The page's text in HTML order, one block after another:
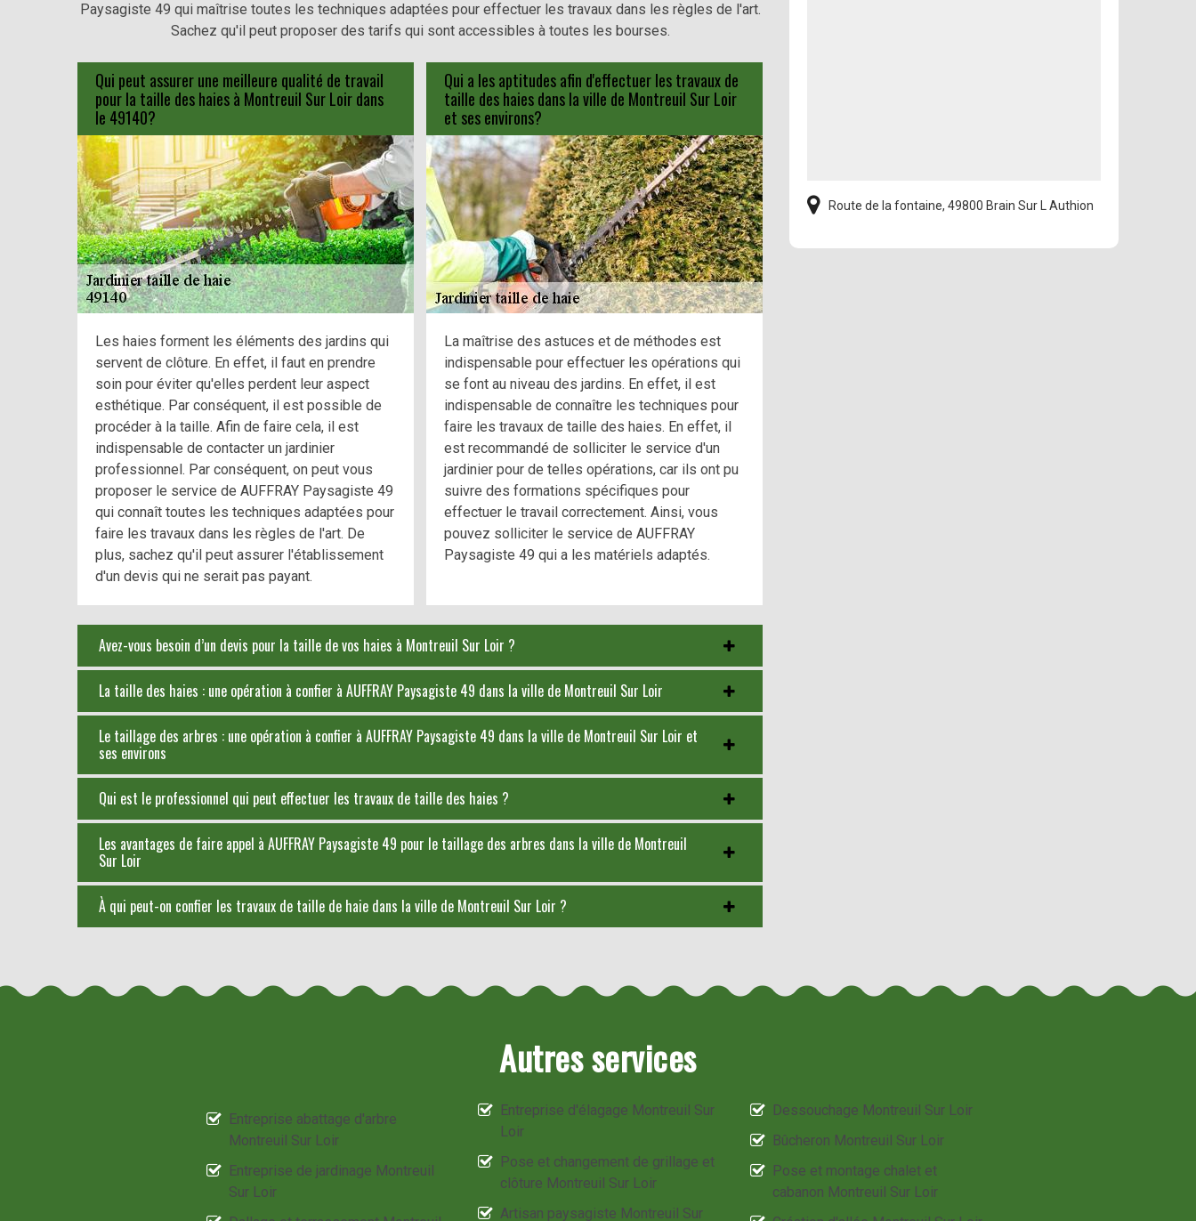
Paysagiste 49 qui maîtrise toutes les techniques adaptées pour effectuer les travaux dans les règles de l'art.
Sachez qu'il peut proposer des tarifs qui sont accessibles à toutes les bourses.
Qui peut assurer une meilleure qualité de travail
pour la taille des haies à Montreuil Sur Loir dans
le 49140?
Les haies forment les éléments des jardins qui
servent de clôture. En effet, il faut en prendre
soin pour éviter qu'elles perdent leur aspect
esthétique. Par conséquent, il est possible de
procéder à la taille. Afin de faire cela, il est
indispensable de contacter un jardinier
professionnel. Par conséquent, on peut vous
proposer le service de AUFFRAY Paysagiste 49
qui connaît toutes les techniques adaptées pour
faire les travaux dans les règles de l'art. De
plus, sachez qu'il peut assurer l'établissement
d'un devis qui ne serait pas payant.
Qui a les aptitudes afin d'effectuer les travaux de
taille des haies dans la ville de Montreuil Sur Loir
et ses environs?
La maîtrise des astuces et de méthodes est
indispensable pour effectuer les opérations qui
se font au niveau des jardins. En effet, il est
indispensable de connaître les techniques pour
faire les travaux de taille des haies. En effet, il
est recommandé de solliciter le service d'un
jardinier pour de telles opérations, car ils ont pu
suivre des formations spécifiques pour
effectuer le travail correctement. Ainsi, vous
pouvez solliciter le service de AUFFRAY
Paysagiste 49 qui a les matériels adaptés.
Avez-vous besoin d’un devis pour la taille de vos haies à Montreuil Sur Loir ?
La taille des haies : une opération à confier à AUFFRAY Paysagiste 49 dans la ville de Montreuil Sur Loir
Le taillage des arbres : une opération à confier à AUFFRAY Paysagiste 49 dans la ville de Montreuil Sur Loir et
ses environs
Qui est le professionnel qui peut effectuer les travaux de taille des haies ?
Les avantages de faire appel à AUFFRAY Paysagiste 49 pour le taillage des arbres dans la ville de Montreuil
Sur Loir
À qui peut-on confier les travaux de taille de haie dans la ville de Montreuil Sur Loir ?
Route de la fontaine, 49800 Brain Sur L Authion
Autres services
Entreprise abattage d'arbre
Montreuil Sur Loir
Entreprise de jardinage Montreuil
Sur Loir
Entreprise d'élagage Montreuil Sur
Loir
Pose et changement de grillage et
clôture Montreuil Sur Loir
Artisan paysagiste Montreuil Sur
Dessouchage Montreuil Sur Loir
Bûcheron Montreuil Sur Loir
Pose et montage chalet et
cabanon Montreuil Sur Loir